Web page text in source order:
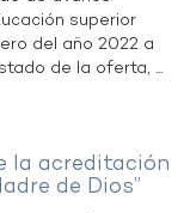
superior
del año 2022 a
de la oferta, ...
la acreditación
de Dios”